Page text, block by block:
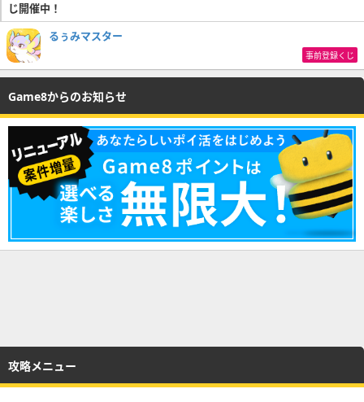
じ開催中！
るぅみマスター
事前登録くじ
Game8からのお知らせ
攻略メニュー